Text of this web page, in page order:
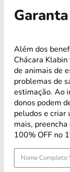
Além dos
Chácara
de animais de
problemas de
estimação. Ao
donos podem
peludos e criar
mais,
100% OFF no